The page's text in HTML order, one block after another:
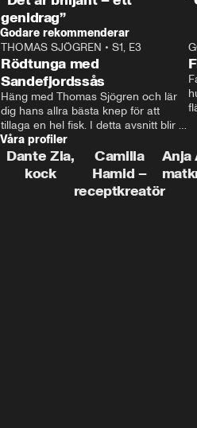
genidrag”
Godare rekommenderar
THOMAS SJÖGREN • S1, E3
Rödtunga med
Sandefjordssås
Häng med Thomas Sjögren och lär
dig hans allra bästa knep för att
tillaga en hel fisk. I detta avsnitt blir
de helstekt rödtunga med
sandefjordssås och en magisk sallad
på pepparrot och äpple.
Våra profiler
Dante Zia,
kock
Camilla
Hamid –
receptkreatör
Anja